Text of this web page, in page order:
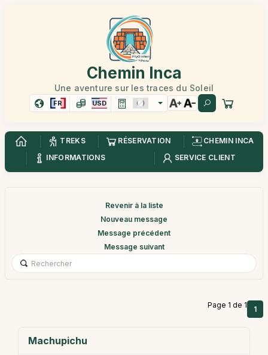
Chemin Inca
Une aventure sur les traces du Soleil
FR USD
TREKS RÉSERVATION
CHEMIN INCA
INFORMATIONS
SERVICE CLIENT
Revenir à la liste
Nouveau message
Message précédent
Message suivant
Page 1 de 1 1
Machupichu